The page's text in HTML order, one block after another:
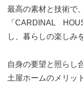
最高の素材と技術で
「CARDINAL
し、暮らしの楽しみ
自身の要望と照らし
土屋ホームのメリッ